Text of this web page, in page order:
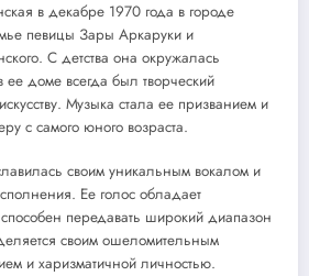
в декабре 1970 года в городе
певицы Зары Аркаруки и
С детства она окружалась
ее доме всегда был творческий
Музыка стала ее призванием и
с самого юного возраста.
своим уникальным вокалом и
Ее голос обладает
передавать широкий диапазон
своим ошеломительным
и харизматичной личностью.